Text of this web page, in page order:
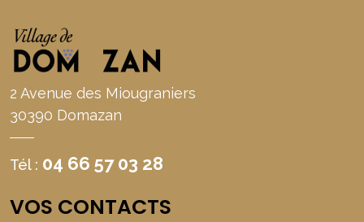
2 Avenue des Miougraniers
30390 Domazan
Tél : 04 66 57 03 28
VOS CONTACTS